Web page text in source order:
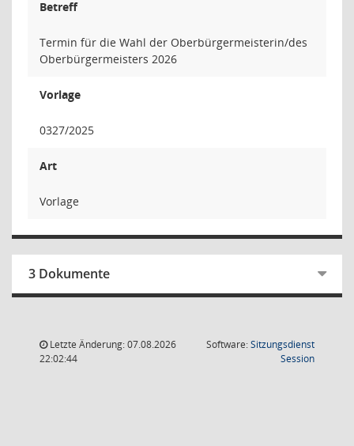
Betreff
Termin für die Wahl der Oberbürgermeisterin/des
Oberbürgermeisters 2026
Vorlage
0327/2025
Art
Vorlage
3 Dokumente
Letzte Änderung: 07.08.2026
22:02:44
Software:Sitzungsdienst
Session(Wird in